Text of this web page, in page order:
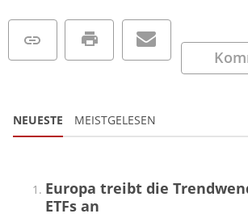
NEUESTE MEISTGELESEN
Europa treibt die
ETFs an